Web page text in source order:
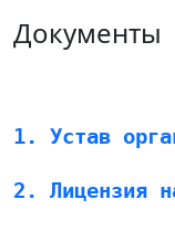
Документы
1. Устав
2. Лицензия